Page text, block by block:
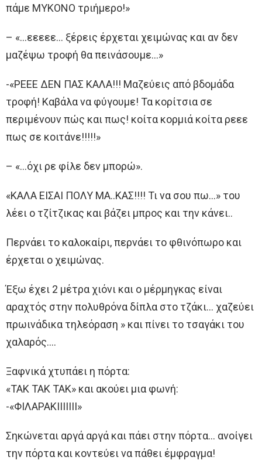
πάμε ΜΥΚΟΝΟ τριήμερο!»
– «…εεεεε… ξέρεις έρχεται χειμώνας και αν δεν
μαζέψω τροφή θα πεινάσουμε…»
-«ΡΕΕΕ ΔΕΝ ΠΑΣ ΚΑΛΑ!!! Μαζεύεις από βδομάδα
τροφή! Καβάλα να φύγουμε! Τα κορίτσια σε
περιμένουν πώς και πως! κοίτα κορμιά κοίτα ρεεε
πως σε κοιτάνε!!!!!»
– «…όχι ρε φίλε δεν μπορώ».
«ΚΑΛΑ ΕΙΣΑΙ ΠΟΛΥ ΜΑ..ΚΑΣ!!!! Τι να σου πω…» του
λέει ο τζίτζικας και βάζει μπρος και την κάνει..
Περνάει το καλοκαίρι, περνάει το φθινόπωρο και
έρχεται ο χειμώνας.
Έξω έχει 2 μέτρα χιόνι και ο μέρμηγκας είναι
αραχτός στην πολυθρόνα δίπλα στο τζάκι… χαζεύει
πρωινάδικα τηλεόραση » και πίνει το τσαγάκι του
χαλαρός….
Ξαφνικά χτυπάει η πόρτα:
«ΤΑΚ ΤΑΚ ΤΑΚ» και ακούει μια φωνή:
-«ΦΙΛΑΡΑΚΙΙΙΙΙΙΙ»
Σηκώνεται αργά αργά και πάει στην πόρτα… ανοίγει
την πόρτα και κοντεύει να πάθει έμφραγμα!